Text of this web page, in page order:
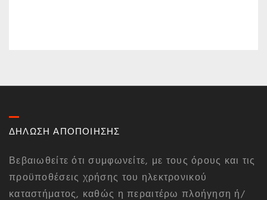
ΔΗΛΩΣΗ ΑΠΟΠΟΙΗΣΗΣ
Βεβαιωθείτε ότι συμφωνείτε, με τους όρους και τις
προϋποθέσεις χρήσης του ηλεκτρονικού
καταστήματος, καθώς η περαιτέρω πλοήγηση ή/